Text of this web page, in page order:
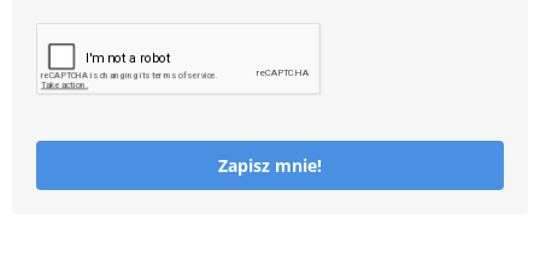
Zapisz mnie!